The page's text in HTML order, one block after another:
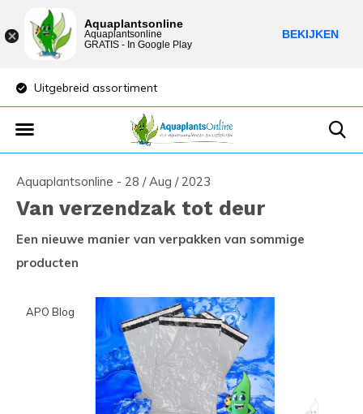
Uitgebreid assortiment
Aquaplantsonline - 28 / Aug / 2023
Van verzendzak tot deur
Een nieuwe manier van verpakken van sommige
producten
APO Blog
Aquaplantsonline
Aquaplantsonline
GRATIS - In Google Play
BEKIJKEN